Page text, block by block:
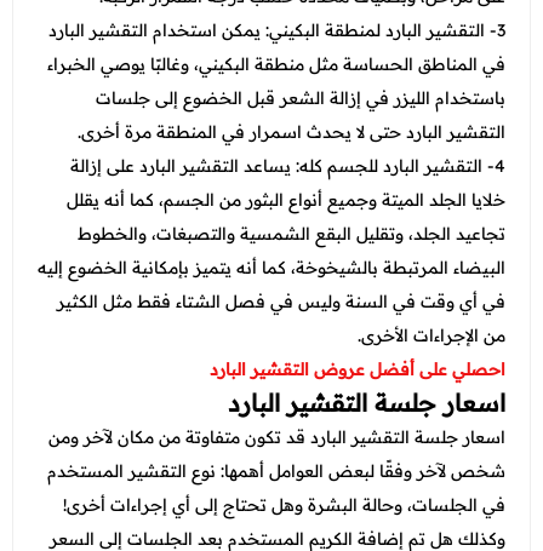
3- التقشير البارد لمنطقة البكيني: يمكن استخدام التقشير البارد
في المناطق الحساسة مثل منطقة البكيني، وغالبًا يوصي الخبراء
باستخدام الليزر في إزالة الشعر قبل الخضوع إلى جلسات
التقشير البارد حتى لا يحدث اسمرار في المنطقة مرة أخرى.
4- التقشير البارد للجسم كله: يساعد التقشير البارد على إزالة
خلايا الجلد الميتة وجميع أنواع البثور من الجسم، كما أنه يقلل
تجاعيد الجلد، وتقليل البقع الشمسية والتصبغات، والخطوط
البيضاء المرتبطة بالشيخوخة، كما أنه يتميز بإمكانية الخضوع إليه
في أي وقت في السنة وليس في فصل الشتاء فقط مثل الكثير
من الإجراءات الأخرى.
احصلي على أفضل عروض التقشير البارد
اسعار جلسة التقشير البارد
اسعار جلسة التقشير البارد قد تكون متفاوتة من مكان لآخر ومن
شخص لآخر وفقًا لبعض العوامل أهمها: نوع التقشير المستخدم
في الجلسات، وحالة البشرة وهل تحتاج إلى أي إجراءات أخرى!
وكذلك هل تم إضافة الكريم المستخدم بعد الجلسات إلى السعر